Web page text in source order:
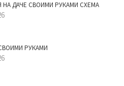
НА ДАЧЕ СВОИМИ РУКАМИ СХЕМА
РУКАМИ